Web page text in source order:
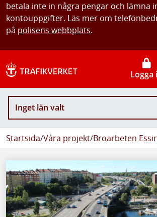
betala inte in några pengar och lämna
kontouppgifter. Läs mer om
på polisens webbplats.
Logga
Inget län valt
Startsida/Våra projekt/Broarbeten